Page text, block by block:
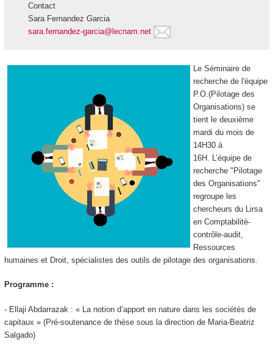
Contact
Sara Fernandez Garcia
sara.fernandez-garcia@lecnam.net
Le Séminaire de
recherche de l'équipe
P.O.(Pilotage des
Organisations) se
tient le deuxième
mardi du mois de
14H30 à
16H. L’équipe de
recherche "Pilotage
des Organisations"
regroupe les
chercheurs du Lirsa
en Comptabilité-
contrôle-audit,
Ressources
humaines et Droit, spécialistes des outils de pilotage des organisations.
Programme :
- Ellaji Abdarrazak : « La notion d’apport en nature dans les sociétés de
capitaux » (Pré-soutenance de thèse sous la direction de Maria-Beatriz
Salgado)